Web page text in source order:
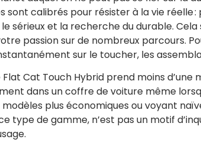
calibrés pour résister à la vie réelle
sérieux et la recherche du durable.
passion sur de nombreux parcours.
sur le toucher, les
Cat Touch Hybrid prend moins
dans un coffre de voiture même
plus économiques ou voyant
type de gamme, n’est pas un motif